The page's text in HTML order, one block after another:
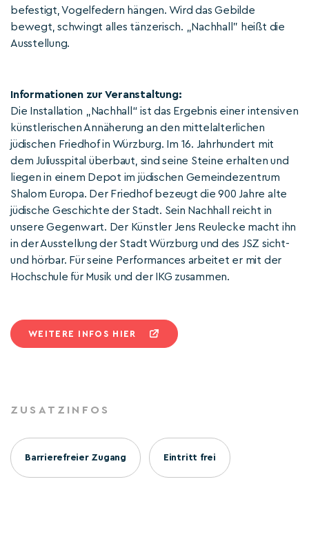
befestigt, Vogelfedern hängen. Wird das Gebilde
bewegt, schwingt alles tänzerisch. „Nachhall” heißt die
Ausstellung.
Informationen zur Veranstaltung:
Die Installation „Nachhall“ ist das Ergebnis einer intensiven
künstlerischen Annäherung an den mittelalterlichen
jüdischen Friedhof in Würzburg. Im 16. Jahrhundert mit
dem Juliusspital überbaut, sind seine Steine erhalten und
liegen in einem Depot im jüdischen Gemeindezentrum
Shalom Europa. Der Friedhof bezeugt die 900 Jahre alte
jüdische Geschichte der Stadt. Sein Nachhall reicht in
unsere Gegenwart. Der Künstler Jens Reulecke macht ihn
in der Ausstellung der Stadt Würzburg und des JSZ sicht-
und hörbar. Für seine Performances arbeitet er mit der
Hochschule für Musik und der IKG zusammen.
WEITERE INFOS HIER
ZUSATZINFOS
Barrierefreier Zugang Eintritt frei